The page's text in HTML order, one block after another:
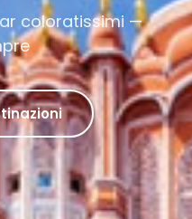
coloratissimi —